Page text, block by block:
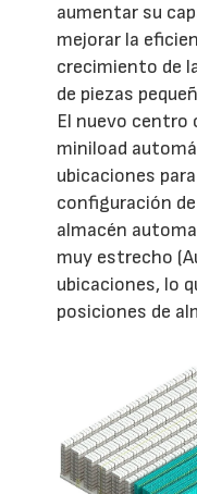
aumentar su
mejorar la
crecimiento de
de piezas
El nuevo centro
miniload
ubicaciones
configuración
almacén
muy estrecho
ubicaciones, lo
posiciones de